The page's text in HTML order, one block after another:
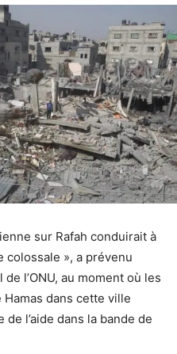
sur Rafah conduirait à
colossale », a prévenu
l’ONU, au moment où les
dans cette ville
l’aide dans la bande de